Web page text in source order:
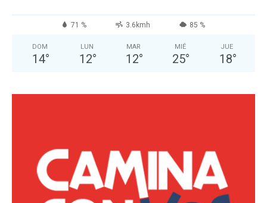
71 % 3.6kmh 85 %
DOM
14°
LUN
12°
MAR
12°
MIÉ
25°
JUE
18°